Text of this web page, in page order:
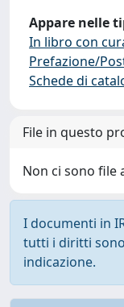
Appare nelle
In libro con
Prefazione/
Schede di
File in questo
Non ci sono file
I documenti in
tutti i diritti
indicazione.